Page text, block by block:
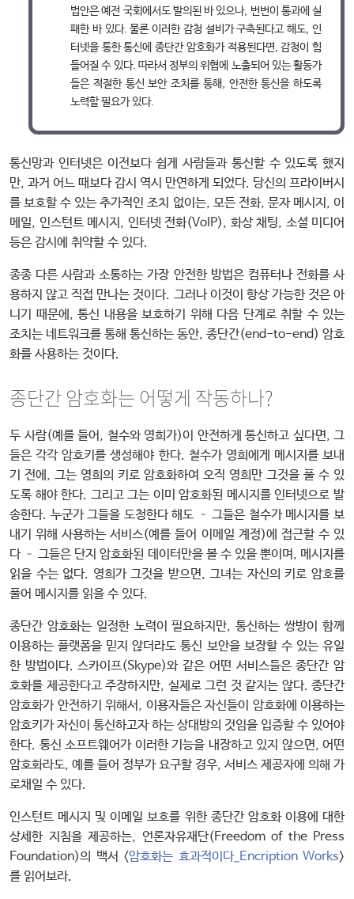
법안은 예전 국회에서도 발의된 바 있으나, 번번이 통과에 실
패한 바 있다. 물론 이러한 감청 설비가 구축된다고 해도, 인
터넷을 통한 통신에 종단간 암호화가 적용된다면, 감청이 힘
들어질 수 있다. 따라서 정부의 위협에 노출되어 있는 활동가
들은 적절한 통신 보안 조치를 통해, 안전한 통신을 하도록
노력할 필요가 있다.
통신망과 인터넷은 이전보다 쉽게 사람들과 통신할 수 있도록 했지
만, 과거 어느 때보다 감시 역시 만연하게 되었다. 당신의 프라이버시
를 보호할 수 있는 추가적인 조치 없이는, 모든 전화, 문자 메시지, 이
메일, 인스턴트 메시지, 인터넷 전화(VoIP), 화상 채팅, 소셜 미디어
등은 감시에 취약할 수 있다.
종종 다른 사람과 소통하는 가장 안전한 방법은 컴퓨터나 전화를 사
용하지 않고 직접 만나는 것이다. 그러나 이것이 항상 가능한 것은 아
니기 때문에, 통신 내용을 보호하기 위해 다음 단계로 취할 수 있는
조치는 네트워크를 통해 통신하는 동안, 종단간(end-to-end) 암호
화를 사용하는 것이다.
종단간 암호화는 어떻게 작동하나?
두 사람(예를 들어, 철수와 영희가)이 안전하게 통신하고 싶다면, 그
들은 각각 암호키를 생성해야 한다. 철수가 영희에게 메시지를 보내
기 전에, 그는 영희의 키로 암호화하여 오직 영희만 그것을 풀 수 있
도록 해야 한다. 그리고 그는 이미 암호화된 메시지를 인터넷으로 발
송한다. 누군가 그들을 도청한다 해도 – 그들은 철수가 메시지를 보
내기 위해 사용하는 서비스(예를 들어 이메일 계정)에 접근할 수 있
다 – 그들은 단지 암호화된 데이터만을 볼 수 있을 뿐이며, 메시지를
읽을 수는 없다. 영희가 그것을 받으면, 그녀는 자신의 키로 암호를
풀어 메시지를 읽을 수 있다.
종단간 암호화는 일정한 노력이 필요하지만, 통신하는 쌍방이 함께
이용하는 플랫폼을 믿지 않더라도 통신 보안을 보장할 수 있는 유일
한 방법이다. 스카이프(Skype)와 같은 어떤 서비스들은 종단간 암
호화를 제공한다고 주장하지만, 실제로 그런 것 같지는 않다. 종단간
암호화가 안전하기 위해서, 이용자들은 자신들이 암호화에 이용하는
암호키가 자신이 통신하고자 하는 상대방의 것임을 입증할 수 있어야
한다. 통신 소프트웨어가 이러한 기능을 내장하고 있지 않으면, 어떤
암호화라도, 예를 들어 정부가 요구할 경우, 서비스 제공자에 의해 가
로채일 수 있다.
인스턴트 메시지 및 이메일 보호를 위한 종단간 암호화 이용에 대한
상세한 지침을 제공하는, 언론자유재단(Freedom of the Press
Foundation)의 백서 <암호화는 효과적이다_Encription Works>
를 읽어보라.